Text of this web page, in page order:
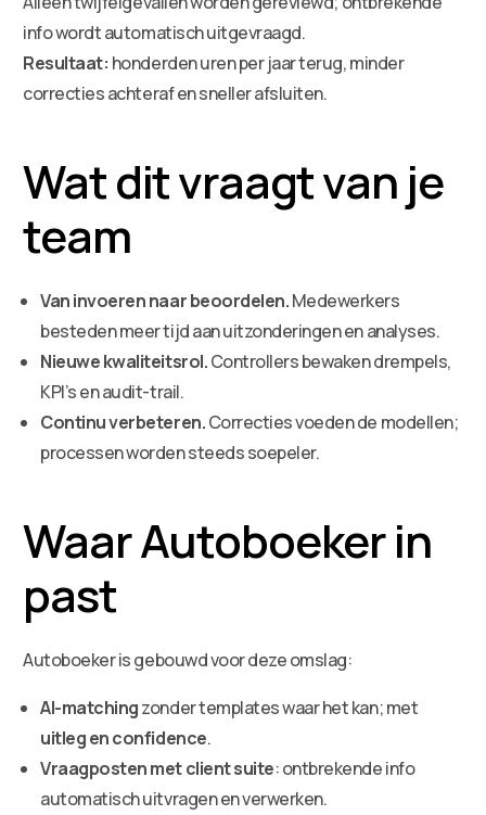
info wordt automatisch uitgevraagd.
Resultaat: honderden uren per jaar terug, minder
correcties achteraf en sneller afsluiten.
Wat dit vraagt van je
team
Van invoeren naar beoordelen.Medewerkers
besteden meer tijd aan uitzonderingen en analyses.
Nieuwe kwaliteitsrol.Controllers bewaken drempels,
KPI’s en audit-trail.
Continu verbeteren.Correcties voeden de modellen;
processen worden steeds soepeler.
Waar Autoboeker in
past
Autoboeker is gebouwd voor deze omslag:
AI-matchingzonder templates waar het kan; met
uitleg en confidence.
Vraagposten met client suite: ontbrekende info
automatisch uitvragen en verwerken.